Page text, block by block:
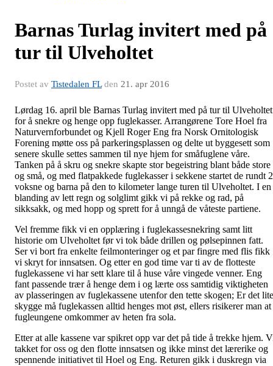
Barnas Turlag invitert med på
tur til Ulveholtet
Postet av Tistedalen FLden 21. apr 2016
Lørdag 16. april ble Barnas Turlag invitert med på tur til Ulveholtet
for å snekre og henge opp fuglekasser. Arrangørene Tore Hoel fra
Naturvernforbundet og Kjell Roger Eng fra Norsk Ornitologisk
Forening møtte oss på parkeringsplassen og delte ut byggesett som
senere skulle settes sammen til nye hjem for småfuglene våre.
Tanken på å skru og snekre skapte stor begeistring blant både store
og små, og med flatpakkede fuglekasser i sekkene startet de rundt
voksne og barna på den to kilometer lange turen til Ulveholtet. I en
blanding av lett regn og solglimt gikk vi på rekke og rad, på
sikksakk, og med hopp og sprett for å unngå de våteste partiene.
Vel fremme fikk vi en opplæring i fuglekassesnekring samt litt
historie om Ulveholtet før vi tok både drillen og pølsepinnen fatt.
Ser vi bort fra enkelte feilmonteringer og et par fingre med flis fikk
vi skryt for innsatsen. Og etter en god time var ti av de flotteste
fuglekassene vi har sett klare til å huse våre vingede venner. Eng
fant passende trær å henge dem i og lærte oss samtidig viktigheten
av plasseringen av fuglekassene utenfor den tette skogen; Er det lite
skygge må fuglekassen alltid henges mot øst, ellers risikerer man at
fugleungene omkommer av heten fra sola.
Etter at alle kassene var spikret opp var det på tide å trekke hjem.
takket for oss og den flotte innsatsen og ikke minst det lærerike og
spennende initiativet til Hoel og Eng. Returen gikk i duskregn via